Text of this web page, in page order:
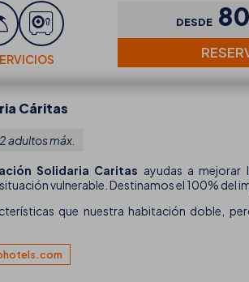
DESDE 80
Cáritas
2 adultos máx.
Solidaria Caritas ayudas a mejorar
vulnerable. Destinamos el 100% del
que nuestra habitación doble,